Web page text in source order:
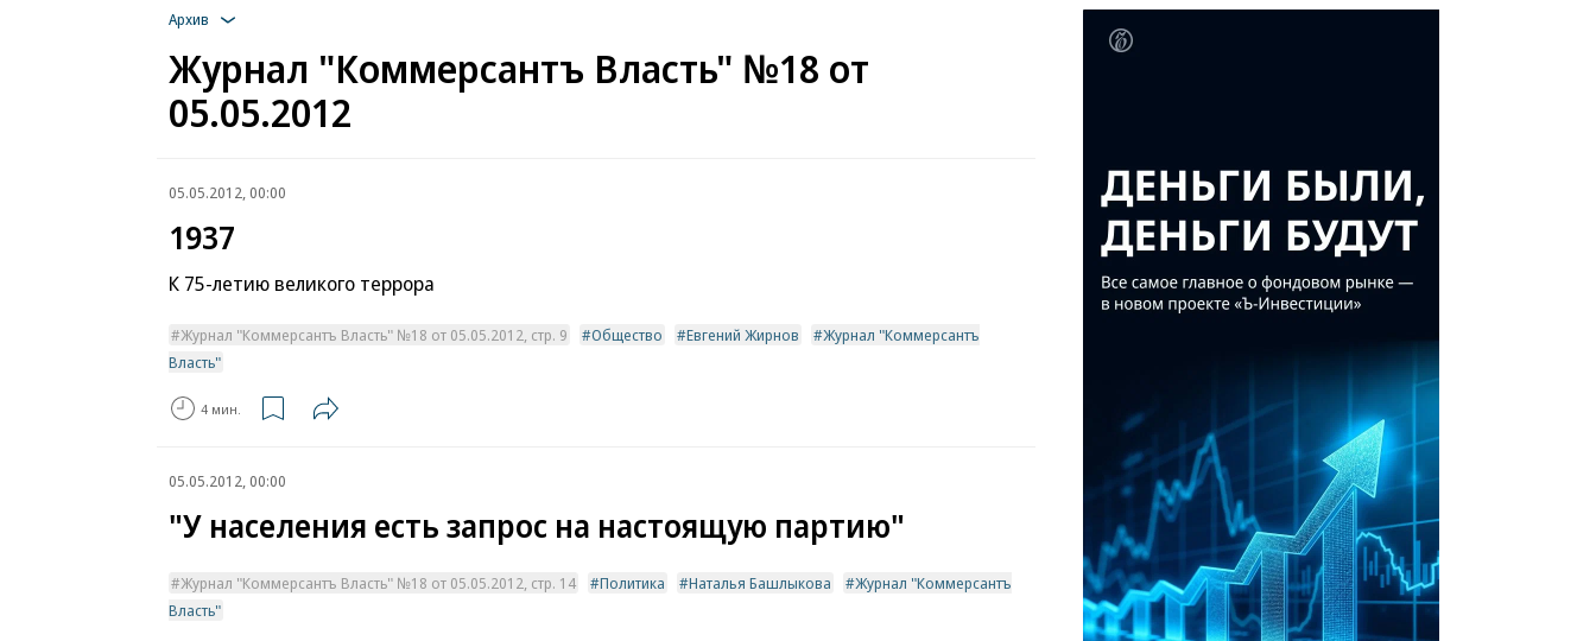
Архив
Журнал "Коммерсантъ Власть" №18 от
05.05.2012
05.05.2012, 00:00
1937
К 75-летию великого террора
Журнал "Коммерсантъ Власть" №18 от 05.05.2012, стр. 9 Общество Евгений Жирнов
Журнал "Коммерсантъ
Власть"
4 мин.
05.05.2012, 00:00
"У населения есть запрос на настоящую партию"
Журнал "Коммерсантъ Власть" №18 от 05.05.2012, стр. 14 Политика Наталья Башлыкова
Журнал "Коммерсантъ
Власть"